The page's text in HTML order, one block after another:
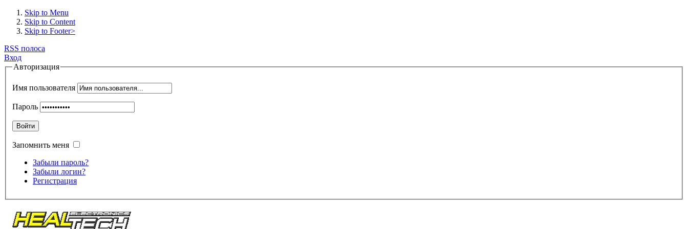
Skip to Menu
Skip to Content
Skip to Footer>
RSS полоса
Вход
Авторизация
Имя пользователя
Пароль
Войти
Запомнить меня
Забыли пароль?
Забыли логин?
Регистрация